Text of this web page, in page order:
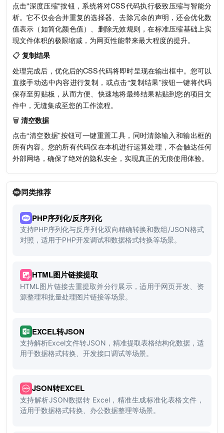
点击"深度压缩"按钮，系统将对CSS代码执行极致压缩与智能分
析。它不仅会合并重复的选择器、去除冗余的声明，还会优化数
值表示（如简化颜色值）、删除无效规则，在标准压缩基础上实
现文件体积的极限缩减，为网页性能带来最大程度的提升。
📋 复制结果
处理完成后，优化后的CSS代码将即时呈现在输出框中。您可以
直接手动选中内容进行复制，或点击“复制结果”按钮一键将代码
保存至剪贴板，从而方便、快速地将最终结果粘贴到您的项目文
件中，无缝集成至您的工作流程。
🗑️ 清空数据
点击“清空数据”按钮可一键重置工具，同时清除输入和输出框的
所有内容。您的所有代码仅在本机进行运算处理，不会触达任何
外部网络，确保了绝对的隐私安全，实现真正的无痕使用体验。
同类推荐
PHP序列化/反序列化
支持PHP序列化与反序列化双向精确转换和数组/JSON格式
对照，适用于PHP开发调试和数据格式转换等场景。
HTML图片链接提取
HTML图片链接去重提取并分行展示，适用于网页开发、资
源整理和批量处理图片链接等场景。
EXCEL转JSON
支持解析Excel文件转JSON，精准提取表格结构化数据，适
用于数据格式转换、开发接口调试等场景。
JSON转EXCEL
支持解析JSON数据转 Excel，精准生成标准化表格文件，
适用于数据格式转换、办公数据整理等场景。